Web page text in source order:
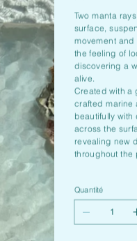
Two manta
surface,
movement
the feeling of
discovering a
alive.
Created with a
crafted marine
beautifully with
across the
revealing new
throughout the
Quantité